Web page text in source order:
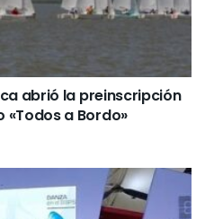
abrió la preinscripción
a Bordo»